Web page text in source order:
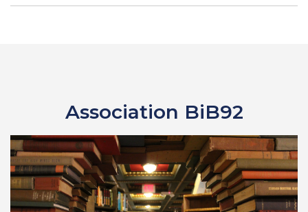
Association BiB92